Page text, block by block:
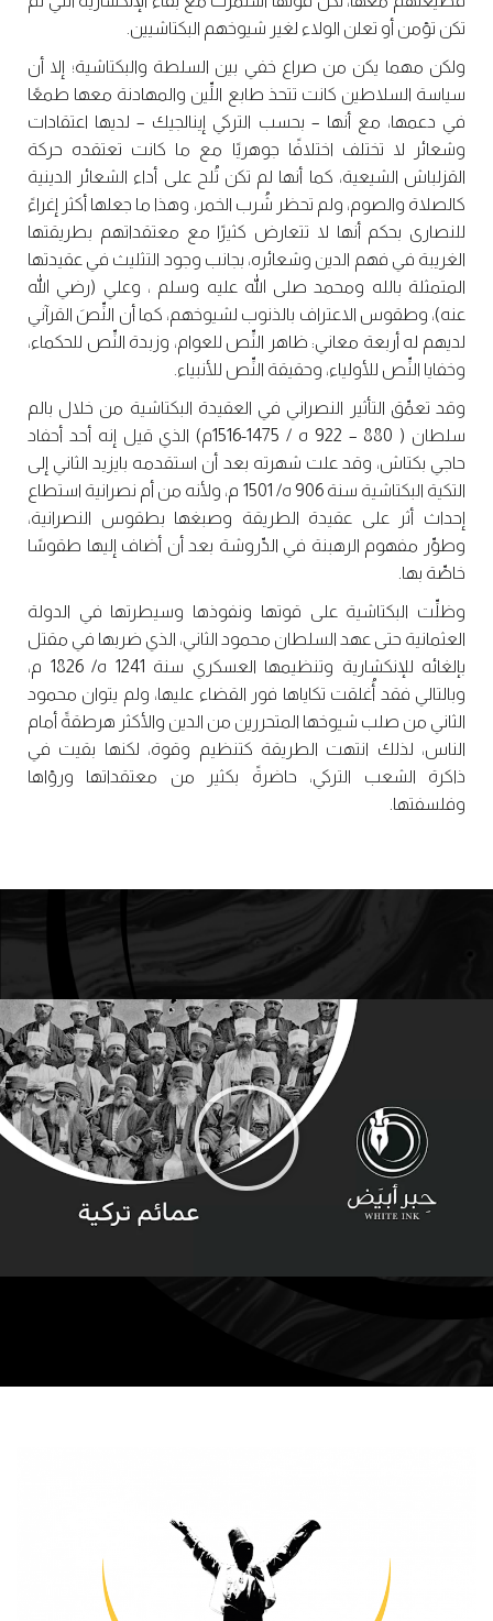
تكن تؤمن أو تعلن الولاء لغير شيوخهم البكتاشيين.
ولكن مهما يكن من صراع خفي بين السلطة والبكتاشية؛ إلا أن
سياسة السلاطين كانت تتحذ طابع اللِّين والمهادنة معها طمعًا
في دعمها، مع أنها – بحسب التركي إينالجيك – لديها اعتقادات
وشعائر لا تختلف اختلافًا جوهريًا مع ما كانت تعتقده حركة
القزلباش الشيعية، كما أنها لم تكن تُلح على أداء الشعائر الدينية
كالصلاة والصوم، ولم تحظر شُرب الخمر، وهذا ما جعلها أكثر إغراءً
للنصارى بحكم أنها لا تتعارض كثيرًا مع معتقداتهم بطريقتها
الغريبة في فهم الدين وشعائره، بجانب وجود التثليث في عقيدتها
المتمثلة بالله ومحمد صلى الله عليه وسلم ، وعلي (رضي الله
عنه)، وطقوس الاعتراف بالذنوب لشيوخهم، كما أن النِّصَ القرآني
لديهم له أربعة معاني: ظاهر النِّص للعوام، وزبدة النِّص للحكماء،
وخفايا النِّص للأولياء، وحقيقة النِّص للأنبياء.
وقد تعمِّق التأثير النصراني في العقيدة البكتاشية من خلال بالم
سلطان ( 880 – 922 ه / 1475-1516م) الذي قيل إنه أحد أحفاد
حاجي بكتاش، وقد علت شهرته بعد أن استقدمه بايزيد الثاني إلى
التكية البكتاشية سنة 906 ه/ 1501 م، ولأنه من أم نصرانية استطاع
إحداث أثر على عقيدة الطريقة وصبغها بطقوس النصرانية،
وطوِّر مفهوم الرهبنة في الدِّروشة بعد أن أضاف إليها طقوسًا
خاصِّة بها.
وظلِّت البكتاشية على قوتها ونفوذها وسيطرتها في الدولة
العثمانية حتى عهد السلطان محمود الثاني، الذي ضربها في مقتل
بإلغائه للإنكشارية وتنظيمها العسكري سنة 1241 ه/ 1826 م،
وبالتالي فقد أُغلقت تكاياها فور القضاء عليها، ولم يتوان محمود
الثاني من صلب شيوخها المتحررين من الدين والأكثر هرطقةً أمام
الناس، لذلك انتهت الطريقة كتنظيم وقوة، لكنها بقيت في
ذاكرة الشعب التركي، حاضرةً بكثير من معتقداتها ورؤاها
وفلسفتها.